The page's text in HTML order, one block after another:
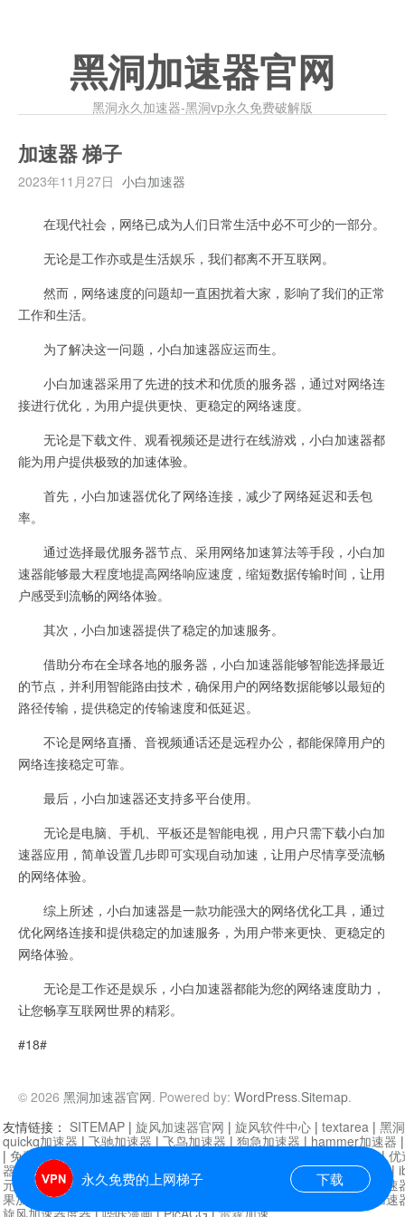
黑洞加速器官网
黑洞永久加速器-黑洞vp永久免费破解版
加速器 梯子
2023年11月27日 小白加速器
在现代社会，网络已成为人们日常生活中必不可少的一部分。
无论是工作亦或是生活娱乐，我们都离不开互联网。
然而，网络速度的问题却一直困扰着大家，影响了我们的正常
工作和生活。
为了解决这一问题，小白加速器应运而生。
小白加速器采用了先进的技术和优质的服务器，通过对网络连
接进行优化，为用户提供更快、更稳定的网络速度。
无论是下载文件、观看视频还是进行在线游戏，小白加速器都
能为用户提供极致的加速体验。
首先，小白加速器优化了网络连接，减少了网络延迟和丢包
率。
通过选择最优服务器节点、采用网络加速算法等手段，小白加
速器能够最大程度地提高网络响应速度，缩短数据传输时间，让用
户感受到流畅的网络体验。
其次，小白加速器提供了稳定的加速服务。
借助分布在全球各地的服务器，小白加速器能够智能选择最近
的节点，并利用智能路由技术，确保用户的网络数据能够以最短的
路径传输，提供稳定的传输速度和低延迟。
不论是网络直播、音视频通话还是远程办公，都能保障用户的
网络连接稳定可靠。
最后，小白加速器还支持多平台使用。
无论是电脑、手机、平板还是智能电视，用户只需下载小白加
速器应用，简单设置几步即可实现自动加速，让用户尽情享受流畅
的网络体验。
综上所述，小白加速器是一款功能强大的网络优化工具，通过
优化网络连接和提供稳定的加速服务，为用户带来更快、更稳定的
网络体验。
无论是工作还是娱乐，小白加速器都能为您的网络速度助力，
让您畅享互联网世界的精彩。
#18#
© 2026 黑洞加速器官网. Powered by: WordPress.Sitemap.
永久免费的上网梯子 下载
友情链接： SITEMAP | 旋风加速器官网 | 旋风软件中心 | textarea | 黑
quickq加速器 | 飞驰加速器 | 飞鸟加速器 | 狗急加速器 | hammer加速器
| 免费vqn加速外网 迷雾通|优
器| 快柠檬加速器 |黑洞加速 |falemon 快橙加速器|anycast加速器 |
元机场加速器 |一元机场|老王加速器 | 白石山|
小牛加速
果加速器|黑洞加速
芒果加速